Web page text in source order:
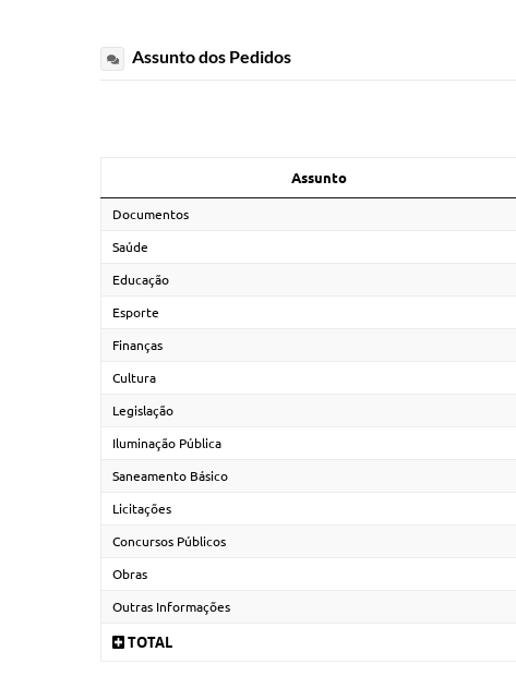
Assunto dos Pedidos
Assunto
Documentos
Saúde
Educação
Esporte
Finanças
Cultura
Legislação
Iluminação Pública
Saneamento Básico
Licitações
Concursos Públicos
Obras
Outras Informações
TOTAL